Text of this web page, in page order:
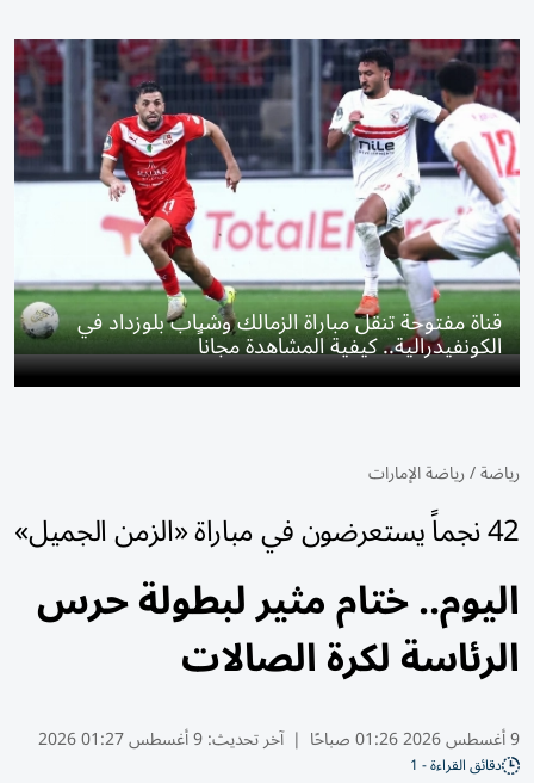
قناة مفتوحة تنقل مباراة الزمالك وشباب بلوزداد في
الكونفيدرالية.. كيفية المشاهدة مجاناً
رياضة/رياضة الإمارات
42 نجماً يستعرضون في مباراة «الزمن الجميل»
اليوم.. ختام مثير لبطولة حرس
الرئاسة لكرة الصالات
9 أغسطس 2026 01:26 صباحًا | آخر تحديث:9 أغسطس 01:27 2026
دقائق القراءة - 1